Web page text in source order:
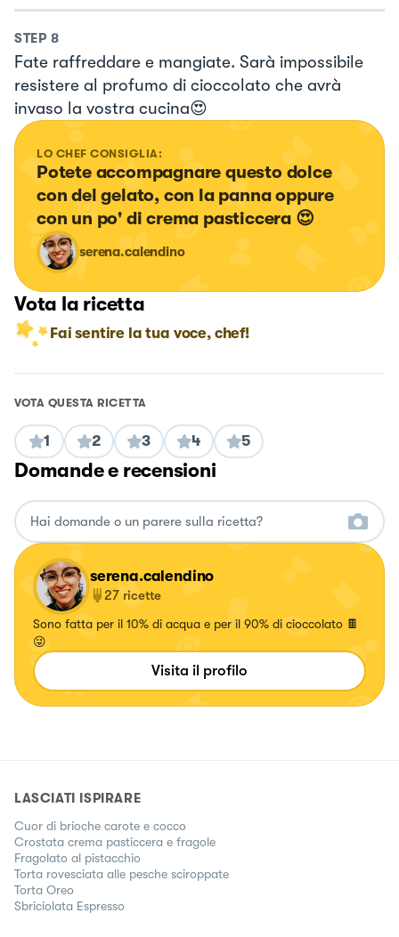
STEP 8
Fate raffreddare e mangiate. Sarà impossibile
resistere al profumo di cioccolato che avrà
invaso la vostra cucina😍
LO CHEF CONSIGLIA:
Potete accompagnare questo dolce
con del gelato, con la panna oppure
con un po' di crema pasticcera 😍
serena.calendino
Vota la ricetta
Fai sentire la tua voce, chef!
VOTA QUESTA RICETTA
1 2 3 4 5
Domande e recensioni
serena.calendino
27 ricette
Sono fatta per il 10% di acqua e per il 90% di cioccolato 🍫
😜
Visita il profilo
LASCIATI ISPIRARE
Cuor di brioche carote e cocco
Crostata crema pasticcera e fragole
Fragolato al pistacchio
Torta rovesciata alle pesche sciroppate
Torta Oreo
Sbriciolata Espresso